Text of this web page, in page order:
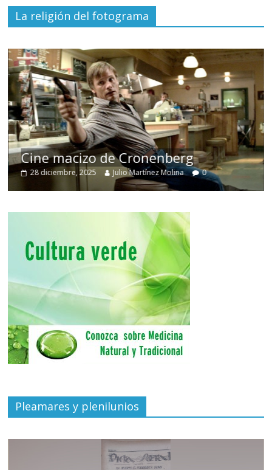
La religión del fotograma
Cine macizo de Cronenberg
28 diciembre, 2025 Julio Martínez Molina 0
Pleamares y plenilunios